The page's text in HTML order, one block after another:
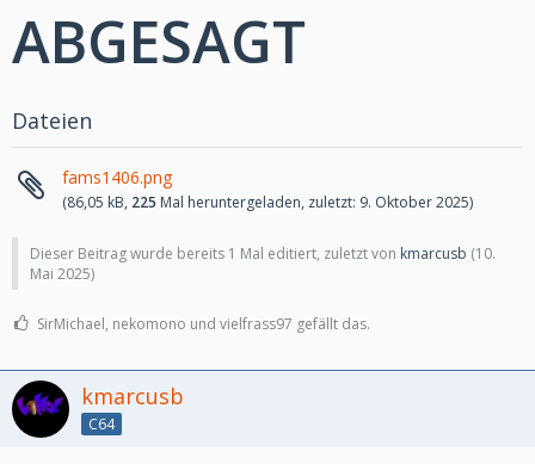
ABGESAGT
Dateien
fams1406.png
(86,05 kB, 225 Mal heruntergeladen, zuletzt: 9. Oktober 2025)
Dieser Beitrag wurde bereits 1 Mal editiert, zuletzt von kmarcusb (10.
Mai 2025)
SirMichael, nekomono und vielfrass97 gefällt das.
kmarcusb
C64